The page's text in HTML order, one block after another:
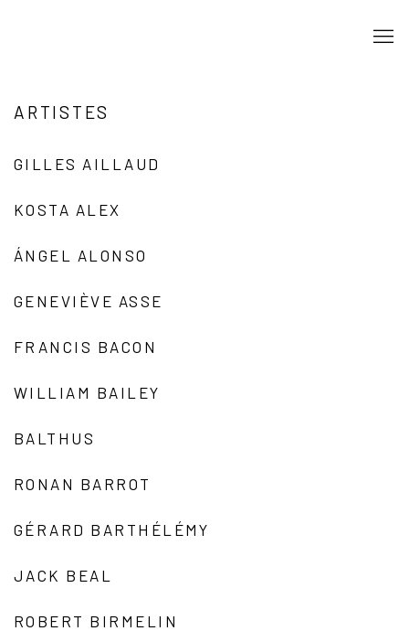
ARTISTES
GILLES AILLAUD
KOSTA ALEX
ÁNGEL ALONSO
GENEVIÈVE ASSE
FRANCIS BACON
WILLIAM BAILEY
BALTHUS
RONAN BARROT
GÉRARD BARTHÉLÉMY
JACK BEAL
ROBERT BIRMELIN